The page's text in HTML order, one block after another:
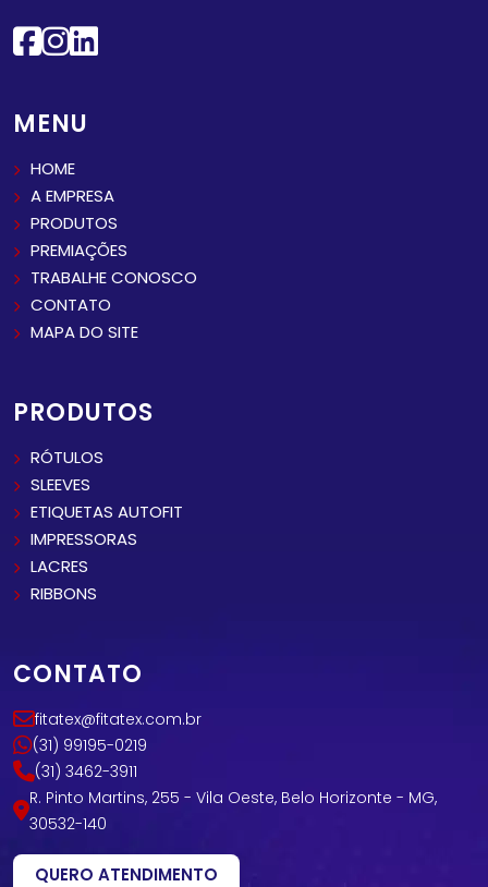
MENU
HOME
A EMPRESA
PRODUTOS
PREMIAÇÕES
TRABALHE CONOSCO
CONTATO
MAPA DO SITE
PRODUTOS
RÓTULOS
SLEEVES
ETIQUETAS AUTOFIT
IMPRESSORAS
LACRES
RIBBONS
CONTATO
fitatex@fitatex.com.br
(31) 99195-0219
(31) 3462-3911
R. Pinto Martins, 255 - Vila Oeste, Belo Horizonte - MG,
30532-140
QUERO ATENDIMENTO